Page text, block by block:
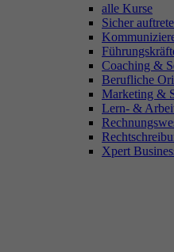
alle Kurse
Sicher
Coaching &
Berufliche
Marketing &
Lern- &
Xpert